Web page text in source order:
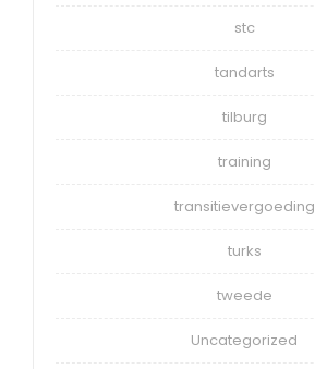
stc
tandarts
tilburg
training
transitievergoeding
turks
tweede
Uncategorized